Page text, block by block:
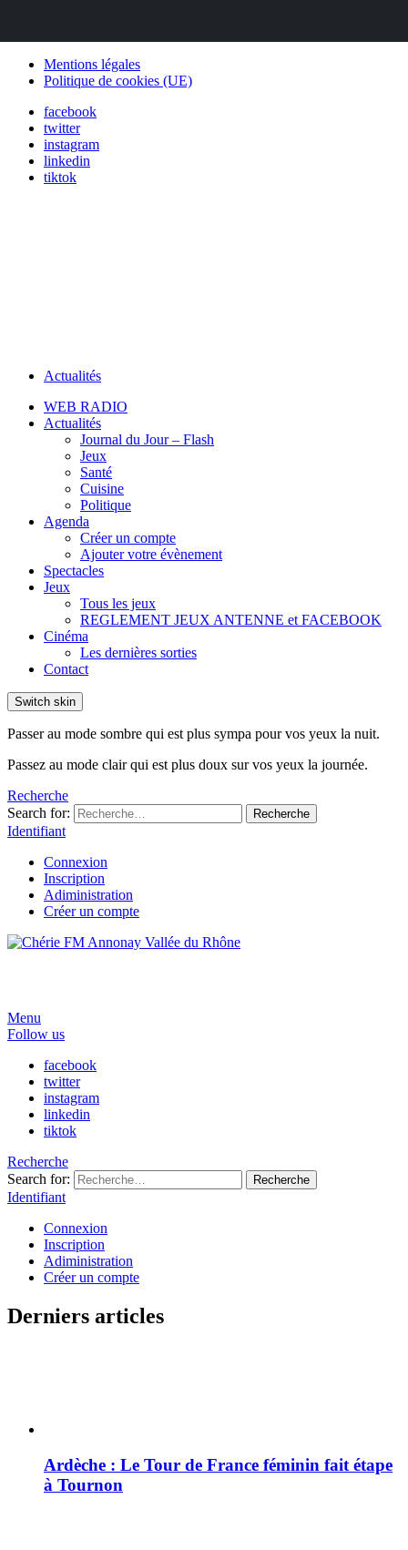
Mentions légales
Politique de cookies (UE)
facebook
twitter
instagram
linkedin
tiktok
Actualités
WEB RADIO
Actualités
Journal du Jour – Flash
Jeux
Santé
Cuisine
Politique
Agenda
Créer un compte
Ajouter votre évènement
Spectacles
Jeux
Tous les jeux
REGLEMENT JEUX ANTENNE et FACEBOOK
Cinéma
Les dernières sorties
Contact
Switch skin
Passer au mode sombre qui est plus sympa pour vos yeux la nuit.
Passez au mode clair qui est plus doux sur vos yeux la journée.
Recherche
Search for:
Recherche
Identifiant
Connexion
Inscription
Adiministration
Créer un compte
Menu
Follow us
facebook
twitter
instagram
linkedin
tiktok
Recherche
Search for:
Recherche
Identifiant
Connexion
Inscription
Adiministration
Créer un compte
Derniers articles
Ardèche : Le Tour de France féminin fait étape
à Tournon